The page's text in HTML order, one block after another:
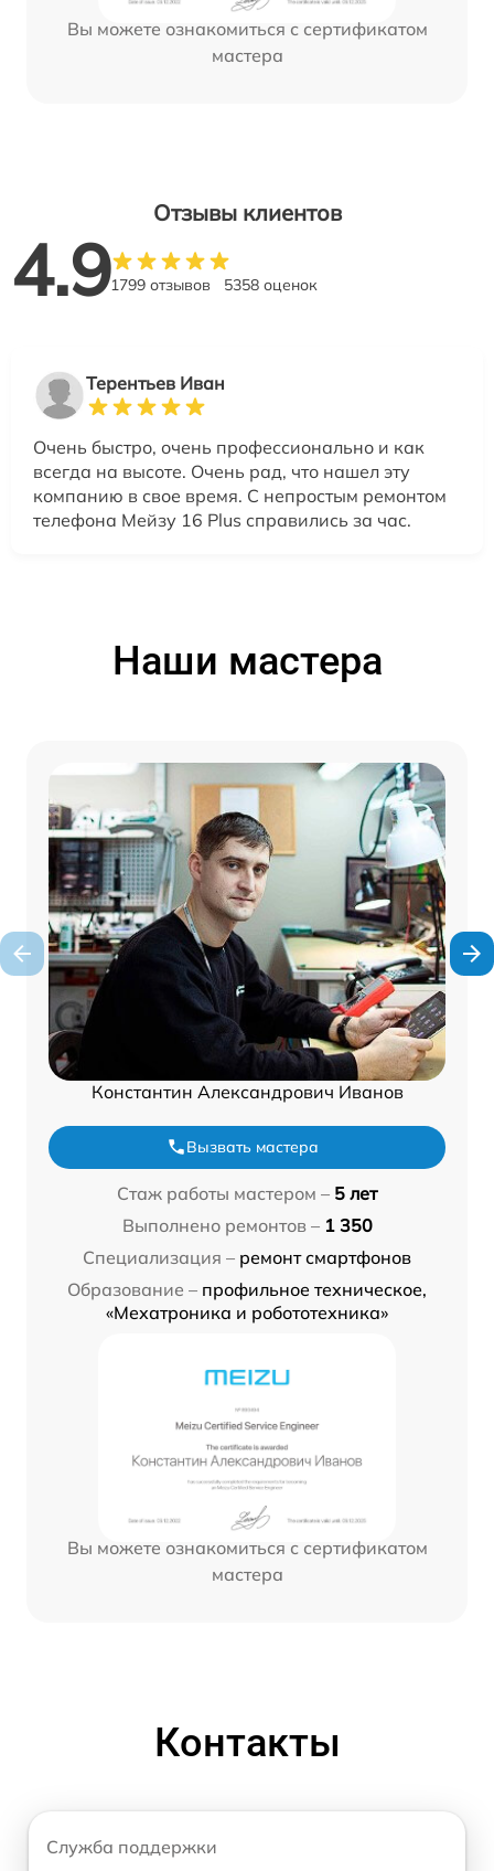
Вы можете ознакомиться с сертификатом
мастера
Отзывы клиентов
4.91799 отзывов 5358 оценок
Терентьев Иван
Очень быстро, очень профессионально и как
всегда на высоте. Очень рад, что нашел эту
компанию в свое время. С непростым ремонтом
телефона Мейзу 16 Plus справились за час.
Наши мастера
Константин Александрович Иванов
Вызвать мастера
Стаж работы мастером – 5 лет
Выполнено ремонтов – 1 350
Специализация – ремонт смартфонов
Образование – профильное техническое,
«Мехатроника и робототехника»
Вы можете ознакомиться с сертификатом
мастера
Контакты
Служба поддержки